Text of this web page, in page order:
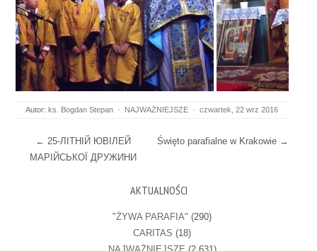
Autor: ks. Bogdan Stepan · NAJWAŻNIEJSZE · czwartek, 22 wrz 2016
Post navigation
← 25-ЛІТНІЙ ЮВІЛЕЙ
МАРІЙСЬКОЇ ДРУЖИНИ
Święto parafialne w Krakowie →
AKTUALNOŚCI
"ŻYWA PARAFIA" (290)
CARITAS (18)
NAJWAŻNIEJSZE (2 631)